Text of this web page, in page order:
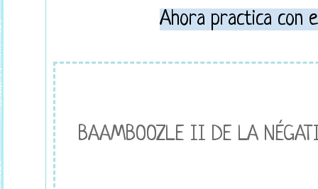
Ahora practica con
BAAMBOOZLE II DE LA